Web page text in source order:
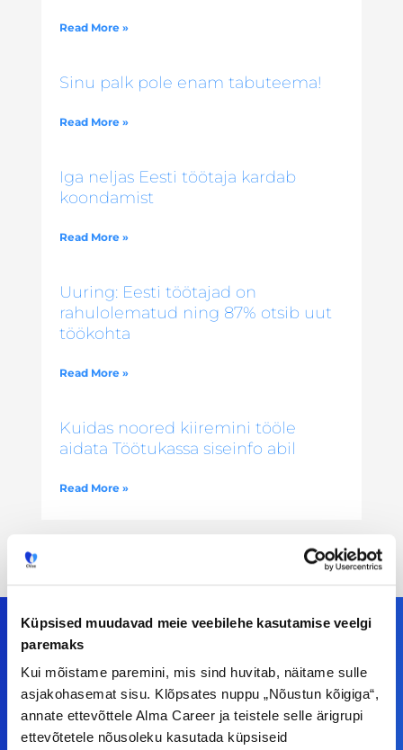
Küpsised muudavad meie veebilehe kasutamise veelgi
paremaks
Kui mõistame paremini, mis sind huvitab, näitame sulle
asjakohasemat sisu. Klõpsates nuppu „Nõustun kõigiga“,
annate ettevõttele Alma Career ja teistele selle ärigrupi
ettevõtetele nõusoleku kasutada küpsiseid
Read More »
Sinu palk pole enam tabuteema!
Read More »
Iga neljas Eesti töötaja kardab
koondamist
Read More »
Uuring: Eesti töötajad on
rahulolematud ning 87% otsib uut
töökohta
Read More »
Kuidas noored kiiremini tööle
aidata Töötukassa siseinfo abil
Read More »
Meiega leiad!
Tööelublogi.ee lehelt leiad kõik vajaliku, et olla